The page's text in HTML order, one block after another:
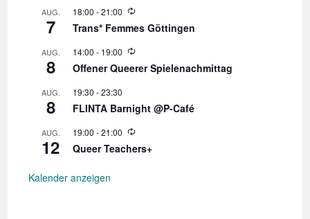
e
r
o
u
AUG.
7
18:00 -21:00
W
e
e
r
u
g
Trans* Femmes Göttingen
AUG.
8
14:00 - 19:00
W
e
r
h
o
u
Offener Queerer Spielenachmittag
AUG.
8
19:30 -23:30
FLINTA Barnight @P-Café
AUG.
12
19:00 -21:00
W
e
Queer Teachers+
Kalender anzeigen